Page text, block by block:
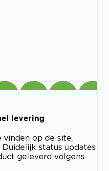
levering
op de site,
status updates
geleverd volgens